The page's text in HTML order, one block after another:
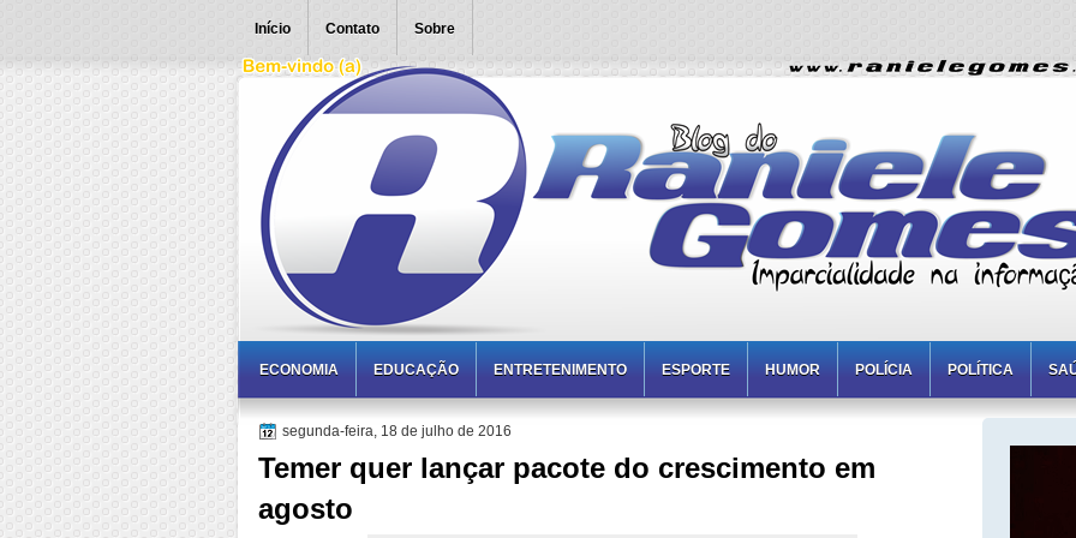
Início Contato Sobre
ECONOMIA EDUCAÇÃO ENTRETENIMENTO ESPORTE HUMOR POLÍCIA POLÍTICA
segunda-feira, 18 de julho de 2016
Temer quer lançar pacote do crescimento em
agosto